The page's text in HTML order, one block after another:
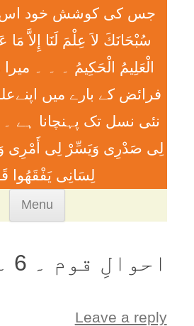
جس کی کوشش خود اس
سُبْحَانَكَ لاَ عِلْمَ لَنَا إِلاَّ مَا
الْعَلِيمُ الْحَكِيمُ ۔ ۔ ۔
فرائض کے بارے میں
نئی نسل تک پہنچانا
لِی صَدْرِی وَيَسِّرْ لِی أَمْرِی
لِسَانِی يَفْقَھُوا
Menu
احوالِ قوم ۔ 6 ۔ روّيہ
Leave a reply